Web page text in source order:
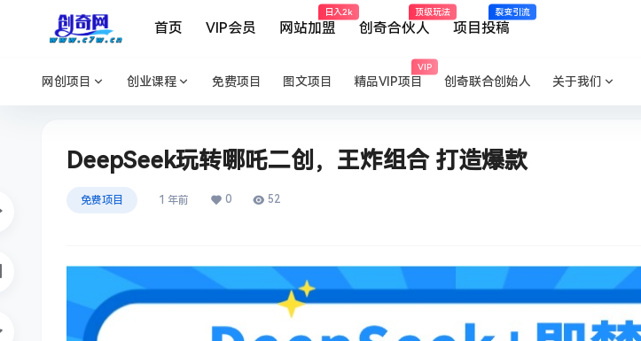
首页 VIP会员 网站加盟
日入2k
创奇合伙人
顶级玩法
项目投稿
裂变引流
网创项目 创业课程 免费项目 图文项目 精品VIP项目
VIP
创奇联合创始人 关于我们
DeepSeek玩转哪吒二创，王炸组合 打造爆款
免费项目 1 年前 0 52